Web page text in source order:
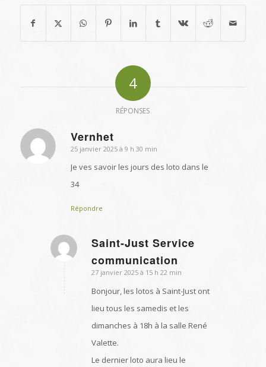
4
RÉPONSES
Vernhet
dit
25 janvier 2025 à 9 h 30 min
Je ves savoir les jours des loto dans le
34
Répondre
Saint-Just Service
communication
dit
27 janvier 2025 à 15 h 22 min
Bonjour, les lotos à Saint-Just ont
lieu tous les samedis et les
dimanches à 18h à la salle René
Valette.
Le dernier loto aura lieu le